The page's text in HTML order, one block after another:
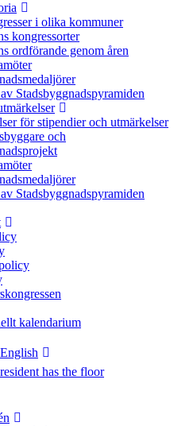
i olika kommuner
kongressorter
ordförande genom åren
Stadsbyggnadspyramiden
för stipendier och utmärkelser
och
Stadsbyggnadspyramiden
kalendarium
has the floor